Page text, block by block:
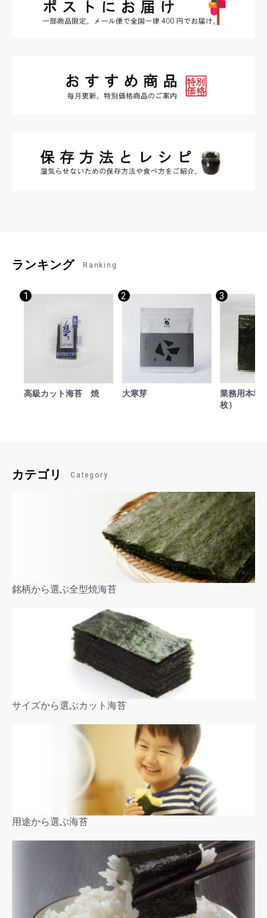
ランキング Ranking
1
高級カット海苔 焼
2
大寒芽
3
業務用本場
枚）
カテゴリ Category
銘柄から選ぶ全型焼海苔
サイズから選ぶカット海苔
用途から選ぶ海苔